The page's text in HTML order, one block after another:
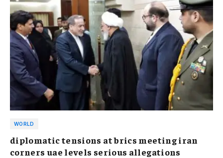
WORLD
diplomatic tensions at brics meeting iran
corners uae levels serious allegations